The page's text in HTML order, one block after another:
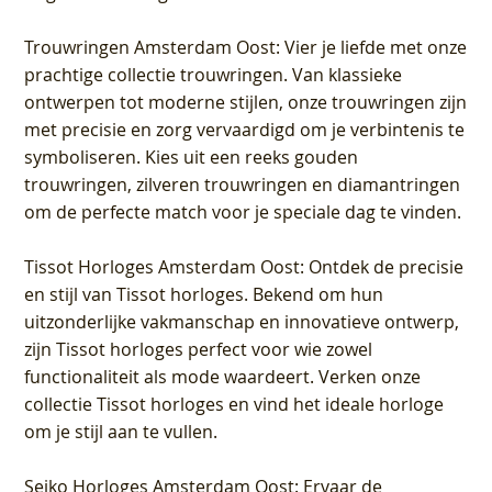
Trouwringen Amsterdam Oost: Vier je liefde met onze
prachtige collectie trouwringen. Van klassieke
ontwerpen tot moderne stijlen, onze trouwringen zijn
met precisie en zorg vervaardigd om je verbintenis te
symboliseren. Kies uit een reeks gouden
trouwringen, zilveren trouwringen en diamantringen
om de perfecte match voor je speciale dag te vinden.
Tissot Horloges Amsterdam Oost: Ontdek de precisie
en stijl van Tissot horloges. Bekend om hun
uitzonderlijke vakmanschap en innovatieve ontwerp,
zijn Tissot horloges perfect voor wie zowel
functionaliteit als mode waardeert. Verken onze
collectie Tissot horloges en vind het ideale horloge
om je stijl aan te vullen.
Seiko Horloges Amsterdam Oost: Ervaar de